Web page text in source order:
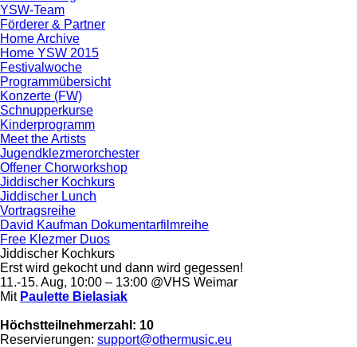
YSW-Team
Förderer & Partner
Home Archive
Home YSW 2015
Festivalwoche
Programmübersicht
Konzerte (FW)
Schnupperkurse
Kinderprogramm
Meet the Artists
Jugendklezmerorchester
Offener Chorworkshop
Jiddischer Kochkurs
Jiddischer Lunch
Vortragsreihe
David Kaufman Dokumentarfilmreihe
Free Klezmer Duos
Jiddischer Kochkurs
Erst wird gekocht und dann wird gegessen!
11.-15. Aug, 10:00 – 13:00 @VHS Weimar
Mit Paulette Bielasiak
Höchstteilnehmerzahl: 10
Reservierungen: support@othermusic.eu